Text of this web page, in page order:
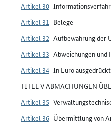
Artikel 30
Artikel 31 Belege
Artikel 32 Aufbewahrung der
Artikel 33 Abweichungen und
Artikel 34 In Euro
TITEL V ABMACHUNGEN
Artikel 35
Artikel 36 Übermittlung von